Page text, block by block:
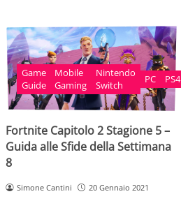
Game
Guide
Mobile
Gaming
Nintendo
Switch
PC PS4
Fortnite Capitolo 2 Stagione 5 –
Guida alle Sfide della Settimana
8
Simone Cantini 20 Gennaio 2021